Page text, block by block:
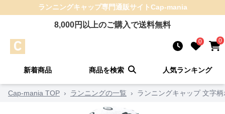
ランニングキャップ専門通販サイトCap-mania
8,000円以上のご購入で送料無料
0 0
新着商品 商品を検索 人気ランキング
Cap-mania TOP › ランニングの一覧 › ランニングキャップ 文字